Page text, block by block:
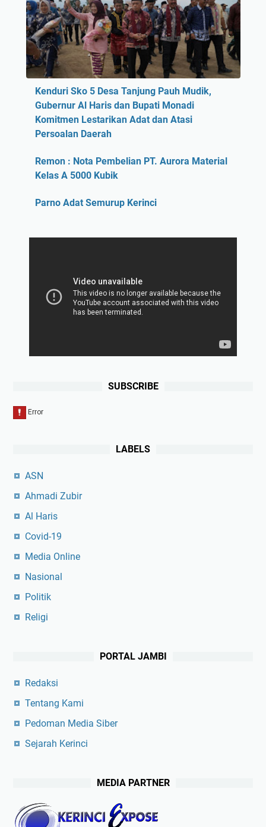
Kenduri Sko 5 Desa Tanjung Pauh Mudik,
Gubernur Al Haris dan Bupati Monadi
Komitmen Lestarikan Adat dan Atasi
Persoalan Daerah
Remon : Nota Pembelian PT. Aurora Material
Kelas A 5000 Kubik
Parno Adat Semurup Kerinci
SUBSCRIBE
LABELS
ASN
Ahmadi Zubir
Al Haris
Covid-19
Media Online
Nasional
Politik
Religi
PORTAL JAMBI
Redaksi
Tentang Kami
Pedoman Media Siber
Sejarah Kerinci
MEDIA PARTNER